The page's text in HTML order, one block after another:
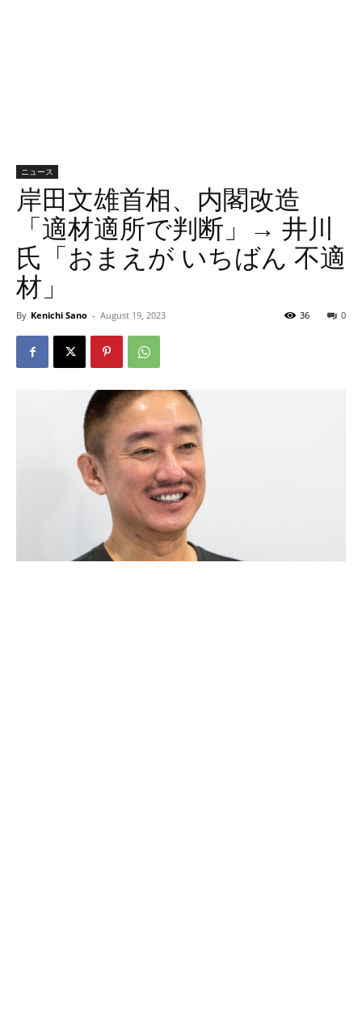
ニュース
岸田文雄首相、内閣改造
「適材適所で判断」→ 井川
氏「おまえが いちばん 不適
材」
By Kenichi Sano - August 19, 2023 0
36